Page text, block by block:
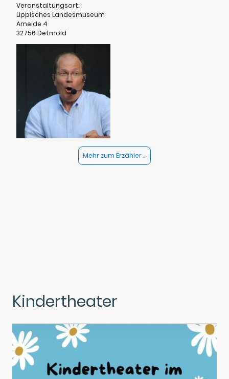
Veranstaltungsort:
Lippisches Landesmuseum
Ameide 4
32756 Detmold
Mehr zum Erzähler ...
Kindertheater